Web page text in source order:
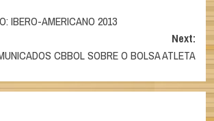
IBERO-AMERICANO 2013
Next:
CBBOL SOBRE O BOLSA ATLETA